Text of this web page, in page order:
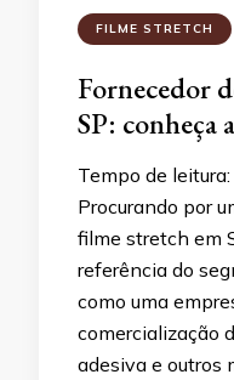
FILME STRETCH
Fornecedor
SP: conheça
Tempo de leitura:
Procurando por
filme stretch em
referência do
como uma
comercialização
adesiva e outros